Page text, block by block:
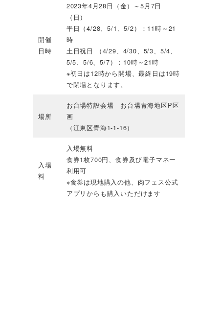
開催
日時
2023年4月28日（金）～5月7日
（日）
平日（4/28、5/1、5/2）：11時～21
時
土日祝日 （4/29、4/30、5/3、5/4、
5/5、5/6、5/7）：10時～21時
※初日は12時から開場、最終日は19時
で閉場となります。
場所
お台場特設会場 お台場青海地区P区
画
（江東区青海1-1-16）
入場
料
入場無料
食券1枚700円、食券及び電子マネー
利用可
※食券は現地購入の他、肉フェス公式
アプリからも購入いただけます